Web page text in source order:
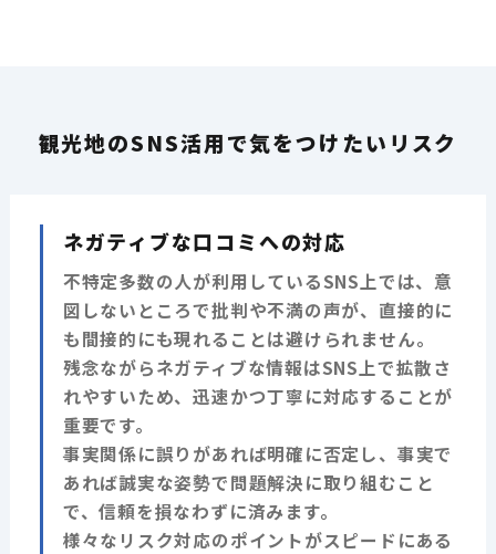
観光地のSNS活用で気をつけたいリスク
ネガティブな口コミへの対応
不特定多数の人が利用しているSNS上では、意
図しないところで批判や不満の声が、直接的に
も間接的にも現れることは避けられません。
残念ながらネガティブな情報はSNS上で拡散さ
れやすいため、迅速かつ丁寧に対応することが
重要です。
事実関係に誤りがあれば明確に否定し、事実で
あれば誠実な姿勢で問題解決に取り組むこと
で、信頼を損なわずに済みます。
様々なリスク対応のポイントがスピードにある